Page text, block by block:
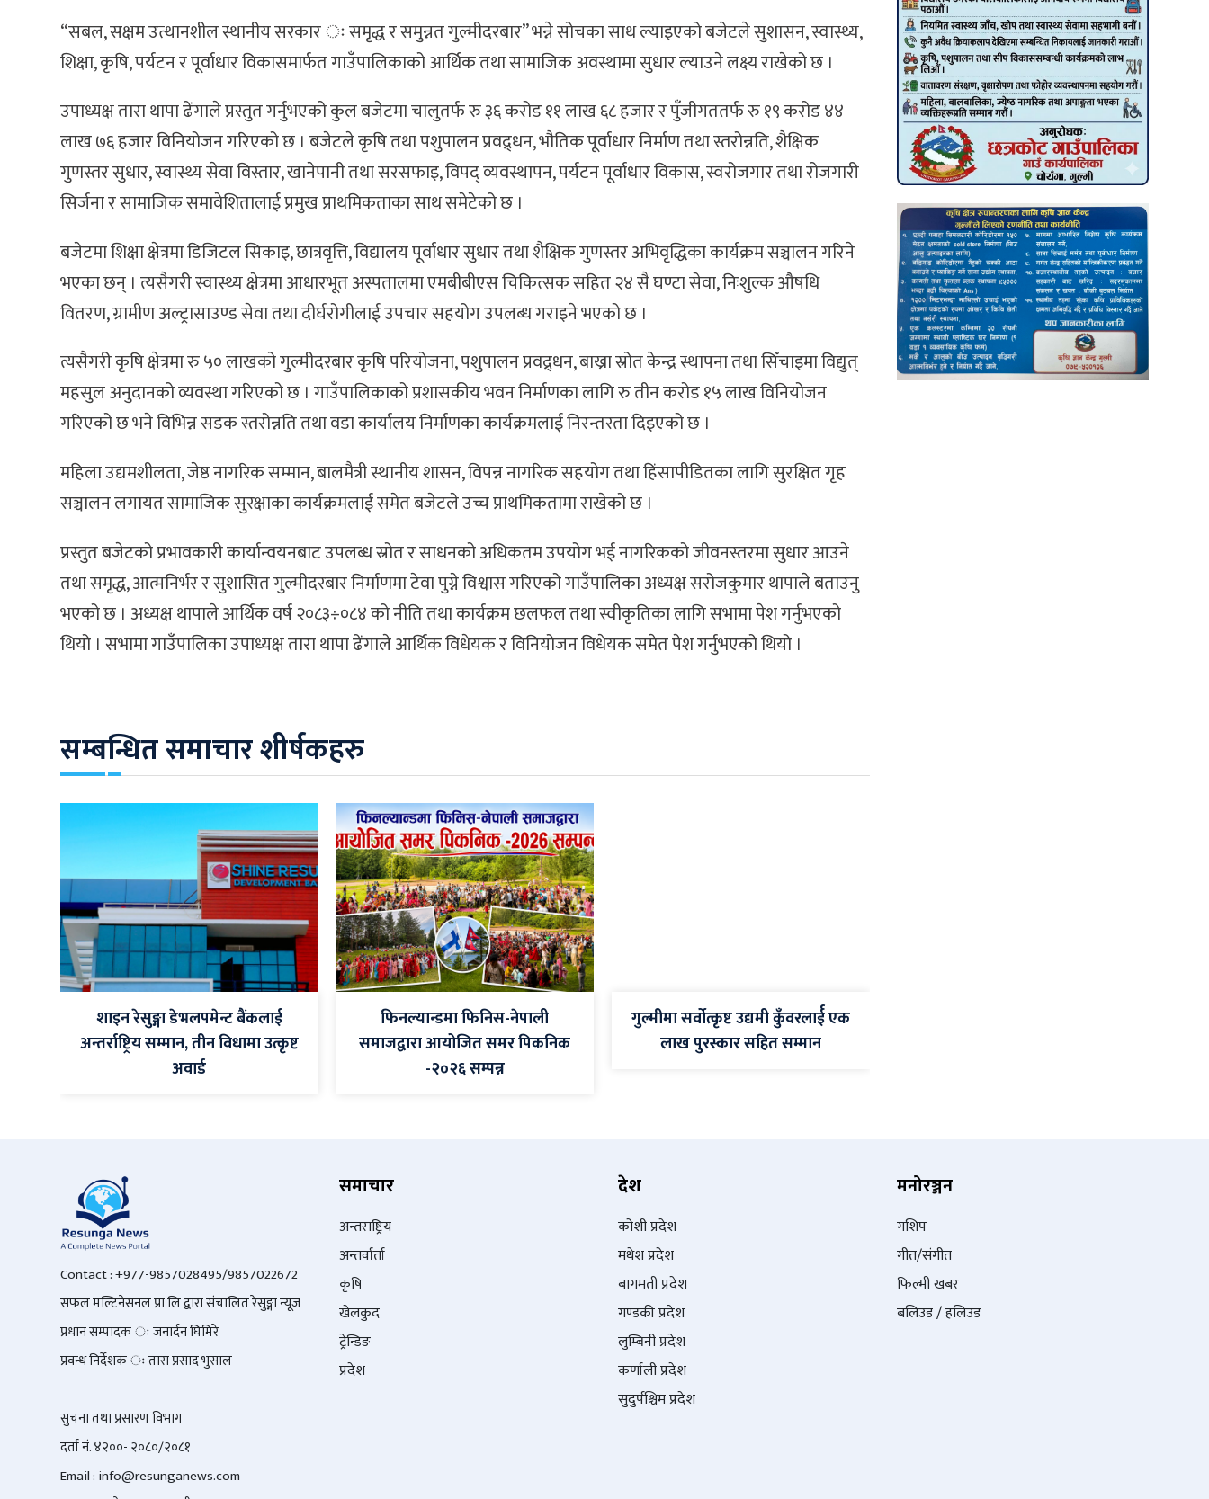
“सबल, सक्षम उत्थानशील स्थानीय सरकार ः समृद्ध र समुन्नत गुल्मीदरबार” भन्ने सोचका साथ ल्याइएको बजेटले सुशासन, स्वास्थ्य,
शिक्षा, कृषि, पर्यटन र पूर्वाधार विकासमार्फत गाउँपालिकाको आर्थिक तथा सामाजिक अवस्थामा सुधार ल्याउने लक्ष्य राखेको छ ।
उपाध्यक्ष तारा थापा ढेंगाले प्रस्तुत गर्नुभएको कुल बजेटमा चालुतर्फ रु ३६ करोड ११ लाख ६८ हजार र पुँजीगततर्फ रु १९ करोड ४४
लाख ७६ हजार विनियोजन गरिएको छ । बजेटले कृषि तथा पशुपालन प्रवद्र्धन, भौतिक पूर्वाधार निर्माण तथा स्तरोन्नति, शैक्षिक
गुणस्तर सुधार, स्वास्थ्य सेवा विस्तार, खानेपानी तथा सरसफाइ, विपद् व्यवस्थापन, पर्यटन पूर्वाधार विकास, स्वरोजगार तथा रोजगारी
सिर्जना र सामाजिक समावेशितालाई प्रमुख प्राथमिकताका साथ समेटेको छ ।
बजेटमा शिक्षा क्षेत्रमा डिजिटल सिकाइ, छात्रवृत्ति, विद्यालय पूर्वाधार सुधार तथा शैक्षिक गुणस्तर अभिवृद्धिका कार्यक्रम सञ्चालन गरिने
भएका छन् । त्यसैगरी स्वास्थ्य क्षेत्रमा आधारभूत अस्पतालमा एमबीबीएस चिकित्सक सहित २४ सै घण्टा सेवा, निःशुल्क औषधि
वितरण, ग्रामीण अल्ट्रासाउण्ड सेवा तथा दीर्घरोगीलाई उपचार सहयोग उपलब्ध गराइने भएको छ ।
त्यसैगरी कृषि क्षेत्रमा रु ५० लाखको गुल्मीदरबार कृषि परियोजना, पशुपालन प्रवद्र्धन, बाख्रा स्रोत केन्द्र स्थापना तथा सिँचाइमा विद्युत्
महसुल अनुदानको व्यवस्था गरिएको छ । गाउँपालिकाको प्रशासकीय भवन निर्माणका लागि रु तीन करोड १५ लाख विनियोजन
गरिएको छ भने विभिन्न सडक स्तरोन्नति तथा वडा कार्यालय निर्माणका कार्यक्रमलाई निरन्तरता दिइएको छ ।
महिला उद्यमशीलता, जेष्ठ नागरिक सम्मान, बालमैत्री स्थानीय शासन, विपन्न नागरिक सहयोग तथा हिंसापीडितका लागि सुरक्षित गृह
सञ्चालन लगायत सामाजिक सुरक्षाका कार्यक्रमलाई समेत बजेटले उच्च प्राथमिकतामा राखेको छ ।
प्रस्तुत बजेटको प्रभावकारी कार्यान्वयनबाट उपलब्ध स्रोत र साधनको अधिकतम उपयोग भई नागरिकको जीवनस्तरमा सुधार आउने
तथा समृद्ध, आत्मनिर्भर र सुशासित गुल्मीदरबार निर्माणमा टेवा पुग्ने विश्वास गरिएको गाउँपालिका अध्यक्ष सरोजकुमार थापाले बताउनु
भएको छ । अध्यक्ष थापाले आर्थिक वर्ष २०८३÷०८४ को नीति तथा कार्यक्रम छलफल तथा स्वीकृतिका लागि सभामा पेश गर्नुभएको
थियो । सभामा गाउँपालिका उपाध्यक्ष तारा थापा ढेंगाले आर्थिक विधेयक र विनियोजन विधेयक समेत पेश गर्नुभएको थियो ।
सम्बन्धित समाचार शीर्षकहरु
शाइन रेसुङ्गा डेभलपमेन्ट बैंकलाई
अन्तर्राष्ट्रिय सम्मान, तीन विधामा उत्कृष्ट
अवार्ड
फिनल्यान्डमा फिनिस-नेपाली
समाजद्वारा आयोजित समर पिकनिक
-२०२६ सम्पन्न
गुल्मीमा सर्वोत्कृष्ट उद्यमी कुँवरलार्ई एक
लाख पुरस्कार सहित सम्मान
Contact : +977-9857028495/9857022672
सफल मल्टिनेसनल प्रा लि द्वारा संचालित रेसुङ्गा न्यूज
प्रधान सम्पादक ः जनार्दन घिमिरे
प्रवन्ध निर्देशक ः तारा प्रसाद भुसाल
सुचना तथा प्रसारण विभाग
दर्ता नं. ४२००- २०८०/२०८१
Email : info@resunganews.com
समाचार
अन्तराष्ट्रिय
अन्तर्वार्ता
कृषि
खेलकुद
ट्रेन्डिङ
प्रदेश
देश
कोशी प्रदेश
मधेश प्रदेश
बागमती प्रदेश
गण्डकी प्रदेश
लुम्बिनी प्रदेश
कर्णाली प्रदेश
सुदुर्पश्चिम प्रदेश
मनोरञ्जन
गशिप
गीत/संगीत
फिल्मी खबर
बलिउड / हलिउड